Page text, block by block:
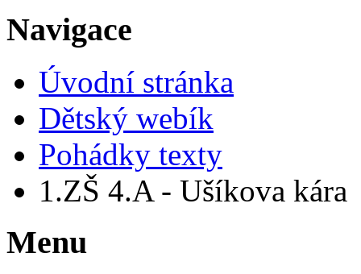
Navigace
Úvodní stránka
Dětský webík
Pohádky texty
1.ZŠ 4.A - Ušíkova kára
Menu